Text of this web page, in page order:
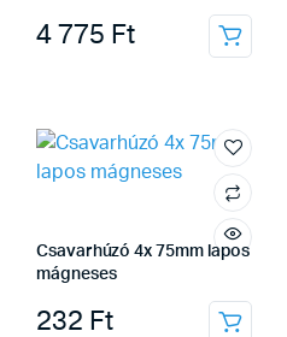
4 775 Ft
Csavarhúzó 4x 75mm lapos
mágneses
232 Ft